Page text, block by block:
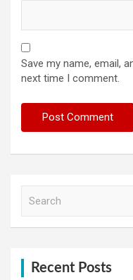
Save my name, email,
next time I comment.
Recent Posts